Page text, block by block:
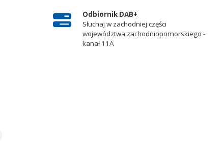
Odbiornik DAB+
Słuchaj w zachodniej części
województwa zachodniopomorskiego -
kanał 11A